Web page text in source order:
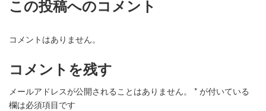
この投稿へのコメント
コメントはありません。
コメントを残す
メールアドレスが公開されることはありません。 * が付いている
欄は必須項目です